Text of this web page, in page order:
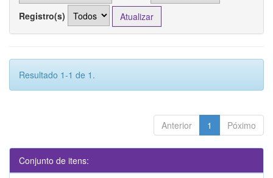
Registro(s)
Resultado 1-1 de 1.
Anterior 1 Póximo
Conjunto de itens: